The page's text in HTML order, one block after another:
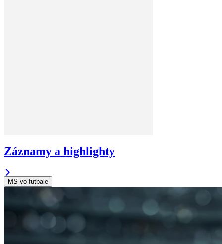
Záznamy a highlighty
MS vo futbale